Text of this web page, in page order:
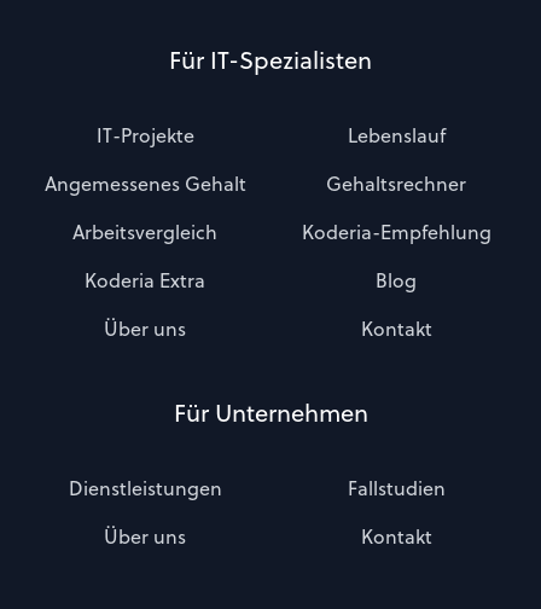
Für IT-Spezialisten
IT-Projekte
Lebenslauf
Angemessenes Gehalt
Gehaltsrechner
Arbeitsvergleich
Koderia-Empfehlung
Koderia Extra
Blog
Über uns
Kontakt
Für Unternehmen
Dienstleistungen
Fallstudien
Über uns
Kontakt